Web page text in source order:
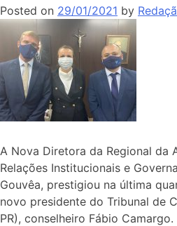
Posted on 29/01/2021 by
A Nova Diretora da Regional da
Relações Institucionais e
Gouvêa, prestigiou na última
novo presidente do Tribunal de
PR), conselheiro Fábio Camargo.